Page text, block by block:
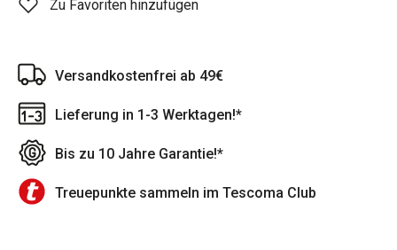
Zu Favoriten hinzufügen
Versandkostenfrei ab 49€
Lieferung in 1-3 Werktagen!*
Bis zu 10 Jahre Garantie!*
Treuepunkte sammeln im Tescoma Club